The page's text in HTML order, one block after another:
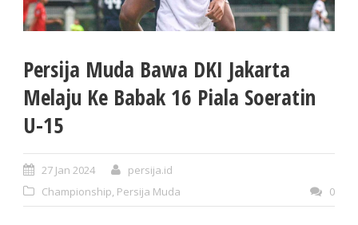
Persija Muda Bawa DKI Jakarta
Melaju Ke Babak 16 Piala Soeratin
U-15
27 Jan 2024
persija.id
Championship, Persija Muda 0